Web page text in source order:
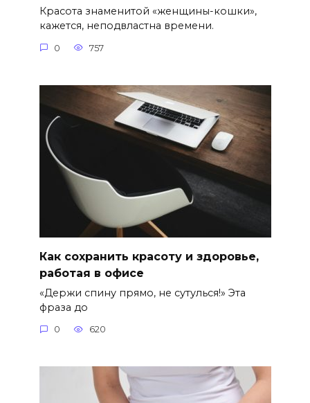
Красота знаменитой «женщины-кошки»,
кажется, неподвластна времени.
0 757
Как сохранить красоту и здоровье,
работая в офисе
«Держи спину прямо, не сутулься!» Эта
фраза до
0 620